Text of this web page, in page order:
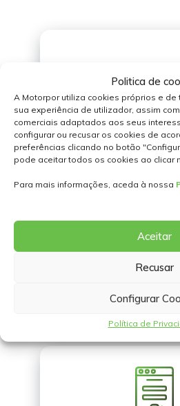
Politica de
A Motorpor utiliza cookies próprios e de
sua experiência de utilizador, assim
comerciais adaptados aos seus
configurar ou recusar os cookies de
preferências clicando no botão
pode aceitar todos os cookies ao clicar
Para mais informações, aceda à nossa
Aceitar
Recusar
Configurar
Política de
+351300
(Chamada para rede